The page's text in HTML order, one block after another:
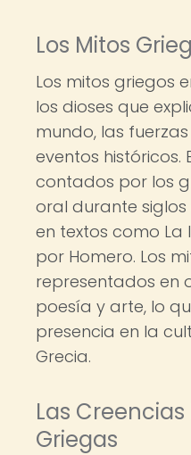
Los Mitos
Los mitos griegos
los dioses que
mundo, las
eventos históricos.
contados por los
oral durante
en textos como La
por Homero. Los
representados en
poesía y arte, lo
presencia en la
Grecia.
Las Creencias
Griegas